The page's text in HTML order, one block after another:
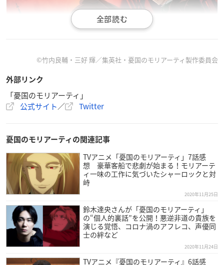
©竹内良輔・三好 輝／集英社・憂国のモリアーティ製作委員会
外部リンク
「憂国のモリアーティ」
公式サイト／ Twitter
憂国のモリアーティの関連記事
TVアニメ「憂国のモリアーティ」7話感
想 豪華客船で悲劇が始まる！モリアーテ
ィ一味の工作に気づいたシャーロックと対
峙
2020年11月25日
鈴木達央さんが「憂国のモリアーティ」
の“個人的裏話”を公開！悪逆非道の貴族を
演じる覚悟、コロナ渦のアフレコ、声優同
士の絆など
2020年11月24日
TVアニメ『憂国のモリアーティ』6話感